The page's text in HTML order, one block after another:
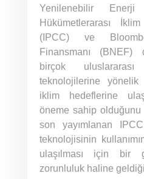
Yenilenebilir Enerji
Hükümetlerarası
(IPCC) ve
Finansmanı
birçok
teknolojilerine yönelik
iklim hedeflerine
öneme sahip
son yayımlanan
teknolojisinin
ulaşılması için bir
zorunluluk haline